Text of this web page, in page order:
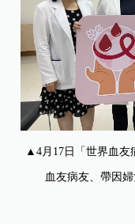
▲4月17日「世界血友
血友病友、帶因